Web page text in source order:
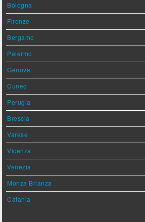
Bologna
Firenze
Bergamo
Palermo
Genova
Cuneo
Perugia
Brescia
Varese
Vicenza
Venezia
Monza Brianza
Catania